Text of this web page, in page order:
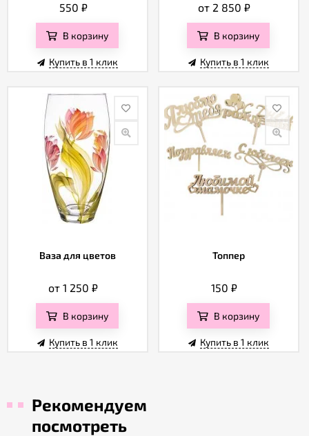
550 ₽
В корзину
Купить в 1 клик
от 2 850₽
В корзину
Купить в 1 клик
Ваза для цветов
от 1 250₽
В корзину
Купить в 1 клик
Топпер
150₽
В корзину
Купить в 1 клик
Рекомендуем
посмотреть